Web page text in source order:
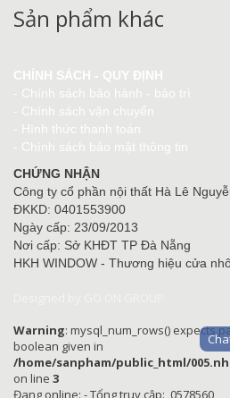
Sản phẩm khác
CHÍNH SÁCH - QUY ĐỊNH
- Chính sách bảo hành - bảo trì
- Chính sách vận chuyển
- Hình thức thanh toán
- Chính sách bảo mật thông tin
CHỨNG NHẬN
Công ty cổ phần nội thất Hà Lê
ĐKKD: 0401553900
Ngày cấp: 23/09/2013
Nơi cấp: Sở KHĐT TP Đà Nẵng
HKH WINDOW - Thương hiệu cửa
Warning: mysql_num_rows() expects
boolean given in
/home/sanpham/public_html/
on line 3
Đang online: - Tổng truy cập: 0578560